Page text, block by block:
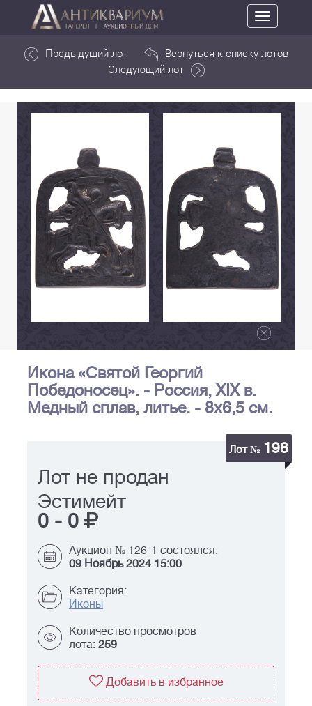
Toggle
navigation
Предыдущий лот
Вернуться к списку лотов
Следующий лот
Икона «Святой Георгий
Победоносец». - Россия, XIX в.
Медный сплав, литье. - 8х6,5 см.
Лот № 198
Лот не продан
Эстимейт
0 - 0
Аукцион № 126-1 состоялся:
09 Ноябрь 2024 15:00
Категория:
Иконы
Количество просмотров
лота: 259
Добавить в избранное